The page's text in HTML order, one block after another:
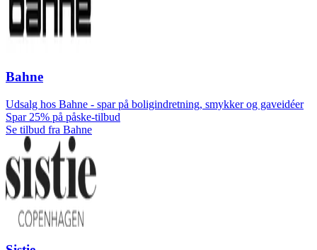
Bahne
Udsalg hos Bahne - spar på boligindretning, smykker og gaveidéer
Spar 25% på påske-tilbud
Se tilbud fra Bahne